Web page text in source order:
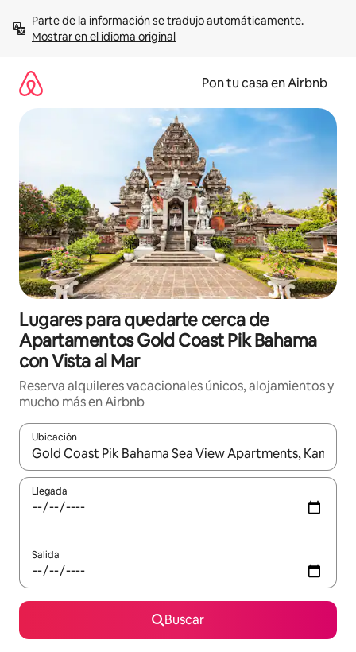
contenidoMostrar en el idioma original
Pon tu casa en Airbnb
Lugares para quedarte cerca de
Apartamentos Gold Coast Pik Bahama
con Vista al Mar
Reserva alquileres vacacionales únicos, alojamientos y
mucho más en Airbnb
Ubicación
Cuando los resultados estén disponibles, navega con las
Llegada
Salida
Buscar